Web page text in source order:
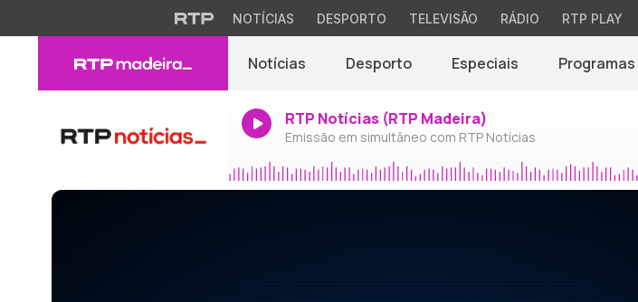
NOTÍCIAS DESPORTO TELEVISÃO RÁDIO RTP PLAY
Notícias Desporto Especiais Programas
RTP Notícias (RTP Madeira)
Emissão em simultâneo com RTP Notícias